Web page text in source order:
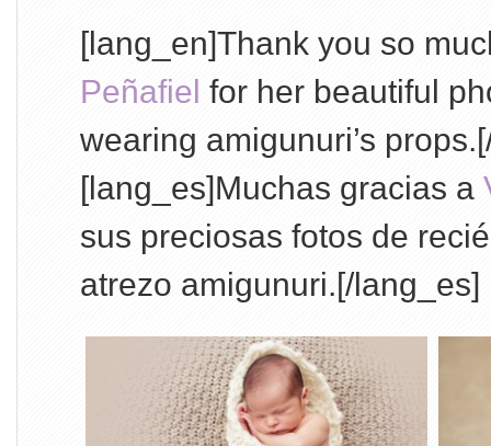
[lang_en]Thank you so
Peñafiel for her beautiful
wearing amigunuri’s
[lang_es]Muchas gracias a
sus preciosas fotos de
atrezo amigunuri.[/lang_es]